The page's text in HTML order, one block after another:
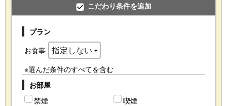
こだわり条件を追加
プラン
お食事
※選んだ条件のすべてを含む
お部屋
禁煙
喫煙